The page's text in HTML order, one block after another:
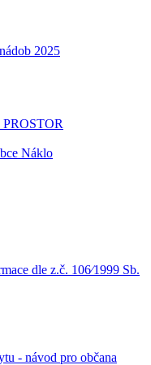
2025
Náklo
dle z.č. 106⁄1999 Sb.
- návod pro občana